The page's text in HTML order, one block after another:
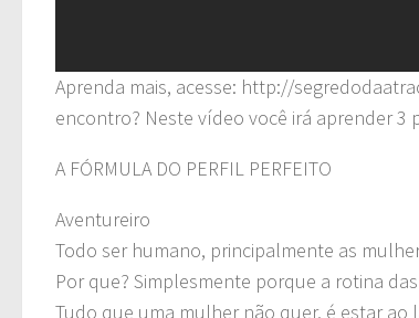
Aprenda mais, acesse: http://
encontro? Neste vídeo você irá aprender 3
A FÓRMULA DO PERFIL PERFEITO
Aventureiro
Todo ser humano, principalmente as
Por que? Simplesmente porque a rotina
Tudo que uma mulher não quer, é estar